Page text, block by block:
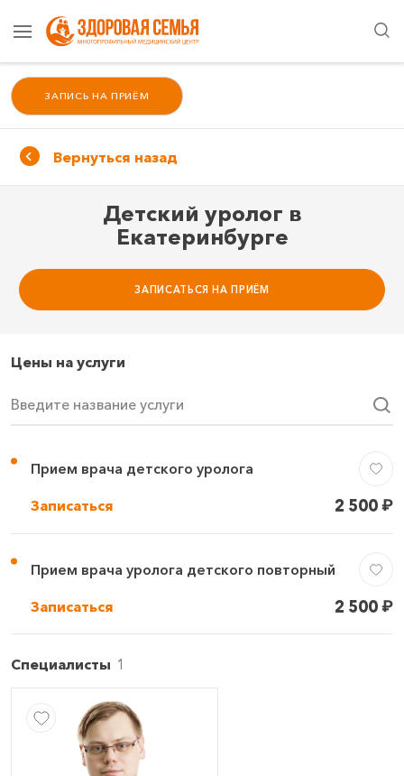
ЗАПИСЬ НА ПРИЁМ
Вернуться назад
Детский уролог в
Екатеринбурге
ЗАПИСАТЬСЯ НА ПРИЁМ
Цены на услуги
Введите название услуги
Прием врача детского уролога
2 500₽
Записаться
Прием врача уролога детского повторный
2 500₽
Записаться
Специалисты